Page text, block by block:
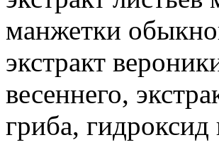
манжетки
экстракт
весеннего,
гриба, гидроксид